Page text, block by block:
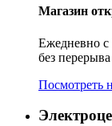
Магазин
Ежедневно с
без перерыва
Посмотреть